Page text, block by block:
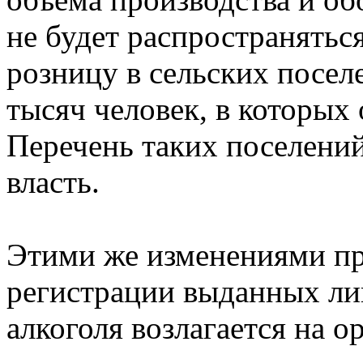
не будет
розницу в сельских
тысяч человек, в которых
Перечень таких
власть.
Этими же изменениями
регистрации выданных
алкоголя возлагается на